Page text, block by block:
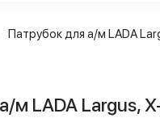
Патрубок для а/м LADA
м LADA Largus,